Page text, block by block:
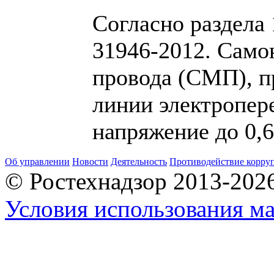
Согласно
31946-2012.
провода (СМП),
линии
напряжение до
Об управлении Новости Деятельность Противодействие
© Ростехнадзор 2013-
Условия использования